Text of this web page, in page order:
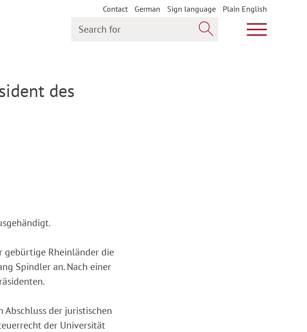
Contact German Sign language
Plain English
Show main
des
gebürtige Rheinländer die
Spindler an. Nach einer
Abschluss der juristischen
der Universität